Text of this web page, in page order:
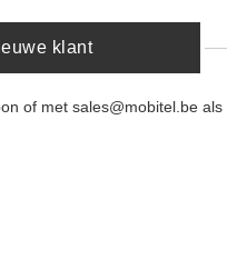
klant
of met sales@mobitel.be